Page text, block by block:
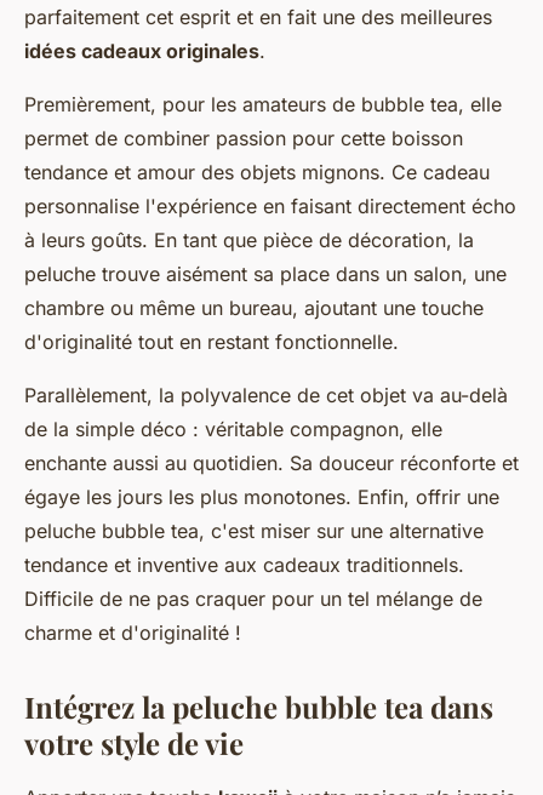
parfaitement cet esprit et en fait une des meilleures
idées cadeaux originales.
Premièrement, pour les amateurs de bubble tea, elle
permet de combiner passion pour cette boisson
tendance et amour des objets mignons. Ce cadeau
personnalise l'expérience en faisant directement écho
à leurs goûts. En tant que pièce de décoration, la
peluche trouve aisément sa place dans un salon, une
chambre ou même un bureau, ajoutant une touche
d'originalité tout en restant fonctionnelle.
Parallèlement, la polyvalence de cet objet va au-delà
de la simple déco : véritable compagnon, elle
enchante aussi au quotidien. Sa douceur réconforte et
égaye les jours les plus monotones. Enfin, offrir une
peluche bubble tea, c'est miser sur une alternative
tendance et inventive aux cadeaux traditionnels.
Difficile de ne pas craquer pour un tel mélange de
charme et d'originalité !
Intégrez la peluche bubble tea dans
votre style de vie